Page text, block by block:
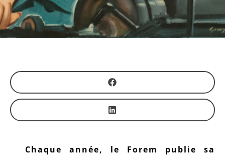
Chaque année, le Forem publie sa